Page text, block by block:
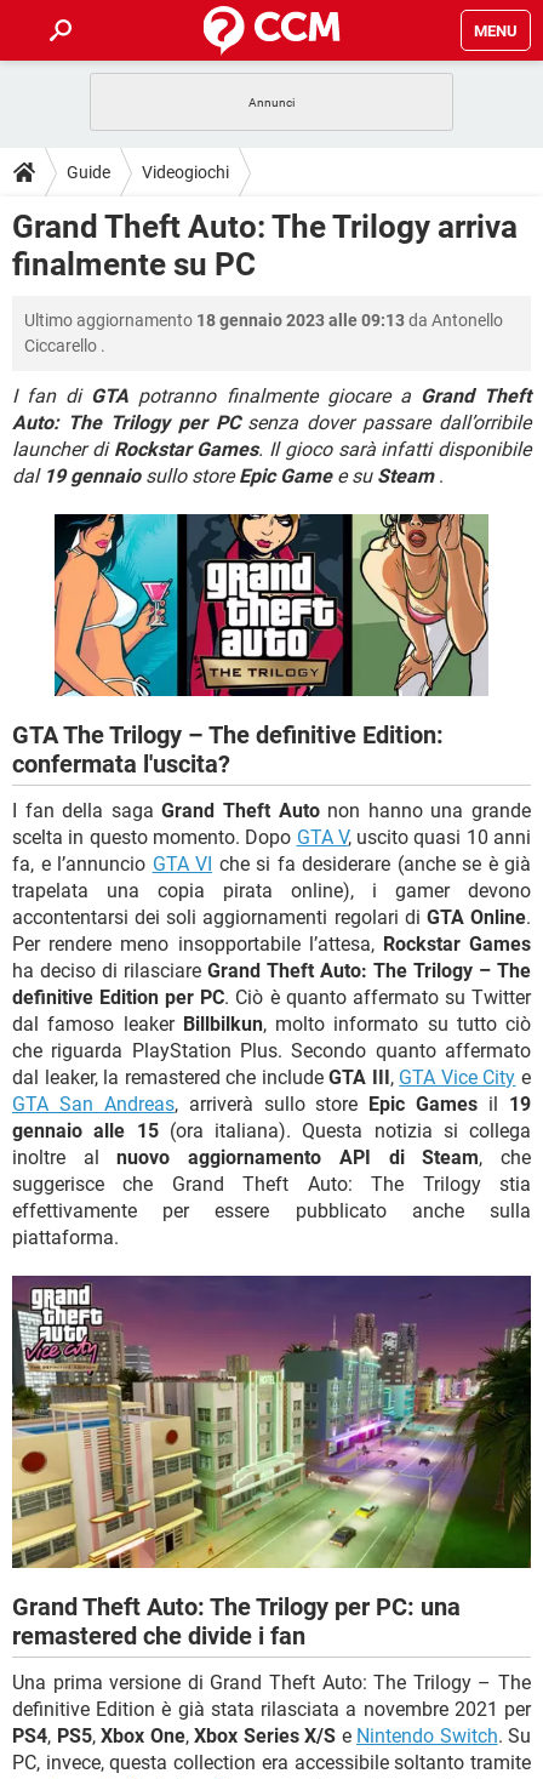
MENU
INTRATTENIMENTO
iOS WINDOWS 10
INSTAGRAM
HARDWARE
GUIDE
COVID-19
INTRATTENIMENTO ANDROID
INSTAGRAM WHATSAPP
HARDWARE
DOWNLOAD
COVID-19
iOS
INSTAGRAM WHATSAPP
TIKTOK FACEBOOK
HARDWARE
FORUM
COVID-19 GAMING
iOS WINDOWS 10
INSTAGRAM WHATSAPP
TIKTOK FACEBOOK
HARDWARE
GLOSSARIO
COVID-19 GAMING
INTRATTENIMENTO ANDROID
iOS WINDOWS 10
TIKTOK FACEBOOK
HARDWARE
Guide Videogiochi
Grand Theft Auto: The Trilogy arriva
finalmente su PC
Ultimo aggiornamento 18 gennaio 2023 alle 09:13da Antonello
Ciccarello .
I fan di GTA potranno finalmente giocare a Grand Theft
Auto: The Trilogy per PCsenza dover passare dall’orribile
launcher di Rockstar Games. Il gioco sarà infatti disponibile
dal 19 gennaiosullo storeEpic Gamee su Steam.
GTA The Trilogy – The definitive Edition:
confermata l'uscita?
I fan della sagaGrand Theft Autonon hanno una grande
scelta in questo momento. Dopo GTA V, uscito quasi 10 anni
fa, e l’annuncio GTA VI che si fa desiderare (anche se è già
trapelata una copia pirata online), i gamer devono
accontentarsi dei soli aggiornamenti regolari di GTA Online.
Per rendere meno insopportabile l’attesa, Rockstar Games
ha deciso di rilasciare Grand Theft Auto: The Trilogy – The
definitive Edition per PC. Ciò è quanto affermato su Twitter
dal famoso leaker Billbilkun, molto informato su tutto ciò
che riguarda PlayStation Plus. Secondo quanto affermato
dal leaker, la remastered che includeGTA III, GTA Vice City e
GTA San Andreas, arriverà sullo store Epic Games il 19
gennaio alle 15(ora italiana). Questa notizia si collega
inoltre alnuovo aggiornamento API di Steam, che
suggerisce che Grand Theft Auto: The Trilogy stia
effettivamente per essere pubblicato anche sulla
piattaforma.
Grand Theft Auto: The Trilogy per PC: una
remastered che divide i fan
Una prima versione di Grand Theft Auto: The Trilogy – The
definitive Edition è già stata rilasciata a novembre 2021 per
PS4, PS5, Xbox One, Xbox Series X/S e Nintendo Switch. Su
PC, invece, questa collection era accessibile soltanto tramite